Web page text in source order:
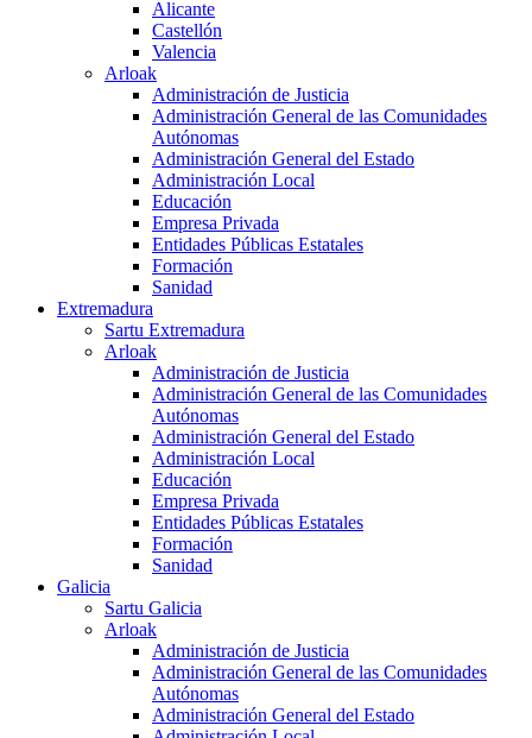
Alicante
Castellón
Valencia
Arloak
Administración de Justicia
Administración General de las Comunidades
Autónomas
Administración General del Estado
Administración Local
Educación
Empresa Privada
Entidades Públicas Estatales
Formación
Sanidad
Extremadura
Sartu Extremadura
Arloak
Administración de Justicia
Administración General de las Comunidades
Autónomas
Administración General del Estado
Administración Local
Educación
Empresa Privada
Entidades Públicas Estatales
Formación
Sanidad
Galicia
Sartu Galicia
Arloak
Administración de Justicia
Administración General de las Comunidades
Autónomas
Administración General del Estado